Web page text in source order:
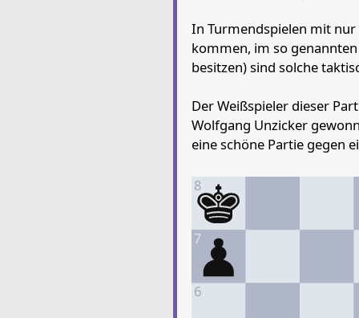
In Turmendspielen mit
kommen, im so
besitzen) sind solche
Der Weißspieler dieser
Wolfgang Unzicker
eine schöne Partie gegen
8
7
6